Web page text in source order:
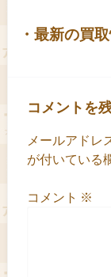
・最新の買
コメントを
メールアドレ
が付いている
コメント ※